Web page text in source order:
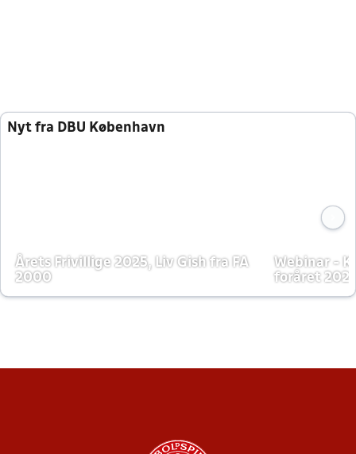
Nyt fra DBU København
Årets Frivillige 2025, Liv Gish fra FA
2000
Webinar -
foråret